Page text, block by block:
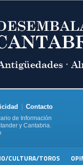
Contacto
de Información
y Cantabria.
CULTURA/TOROS